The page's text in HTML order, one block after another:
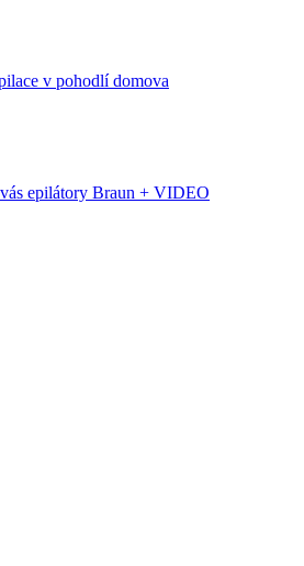
v pohodlí domova
epilátory Braun + VIDEO